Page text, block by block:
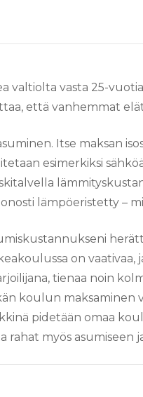
valtiolta vasta 25-
että vanhemmat
Itse maksan
esimerkiksi
lämpöeristetty –
on
tienaa noin
koulun maksaminen
pidetään omaa
rahat myös asumiseen